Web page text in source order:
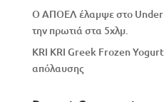
Ο ΑΠΟΕΛ έλαμψε στο Under
την πρωτιά στα 5χλμ.
KRI KRI Greek Frozen
απόλαυσης